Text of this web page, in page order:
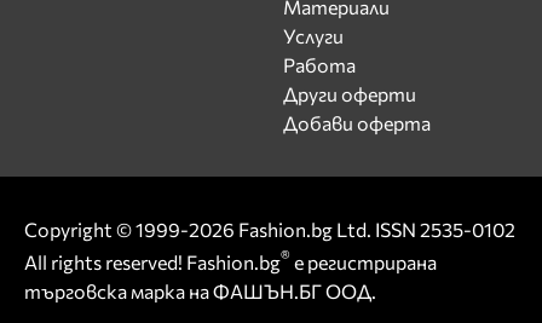
Материали
Услуги
Работа
Други оферти
Добави оферта
Copyright © 1999-2026 Fashion.bg Ltd. ISSN 2535-0102
All rights reserved! Fashion.bg® е регистрирана
търговска марка на ФАШЪН.БГ ООД.